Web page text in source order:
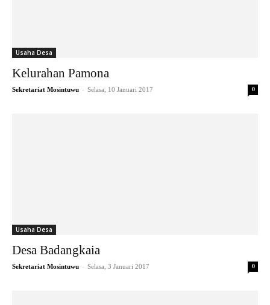
Usaha Desa
Kelurahan Pamona
Sekretariat Mosintuwu - Selasa, 10 Januari 2017 0
Usaha Desa
Desa Badangkaia
Sekretariat Mosintuwu - Selasa, 3 Januari 2017 0